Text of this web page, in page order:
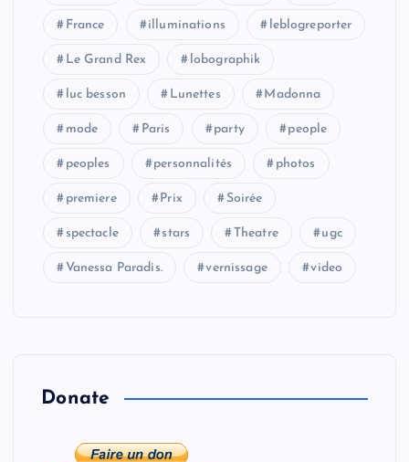
France illuminations leblogreporter
Le Grand Rex lobographik
luc besson Lunettes Madonna
mode Paris party people
peoples personnalités photos
premiere Prix Soirée
spectacle stars Theatre ugc
Vanessa Paradis. vernissage video
Donate